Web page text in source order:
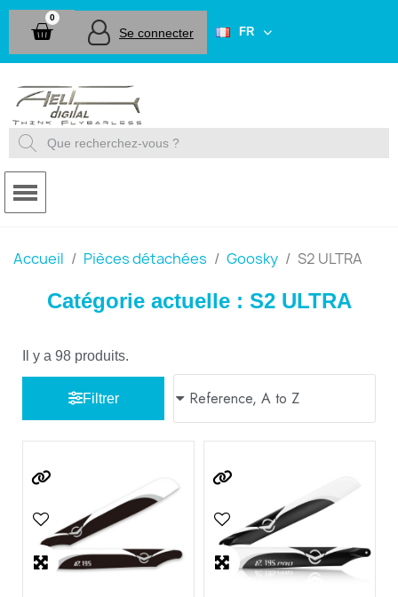
Se connecter FR
Accueil Pièces détachées Goosky S2 ULTRA
Catégorie actuelle : S2 ULTRA
Il y a 98 produits.
Filtrer